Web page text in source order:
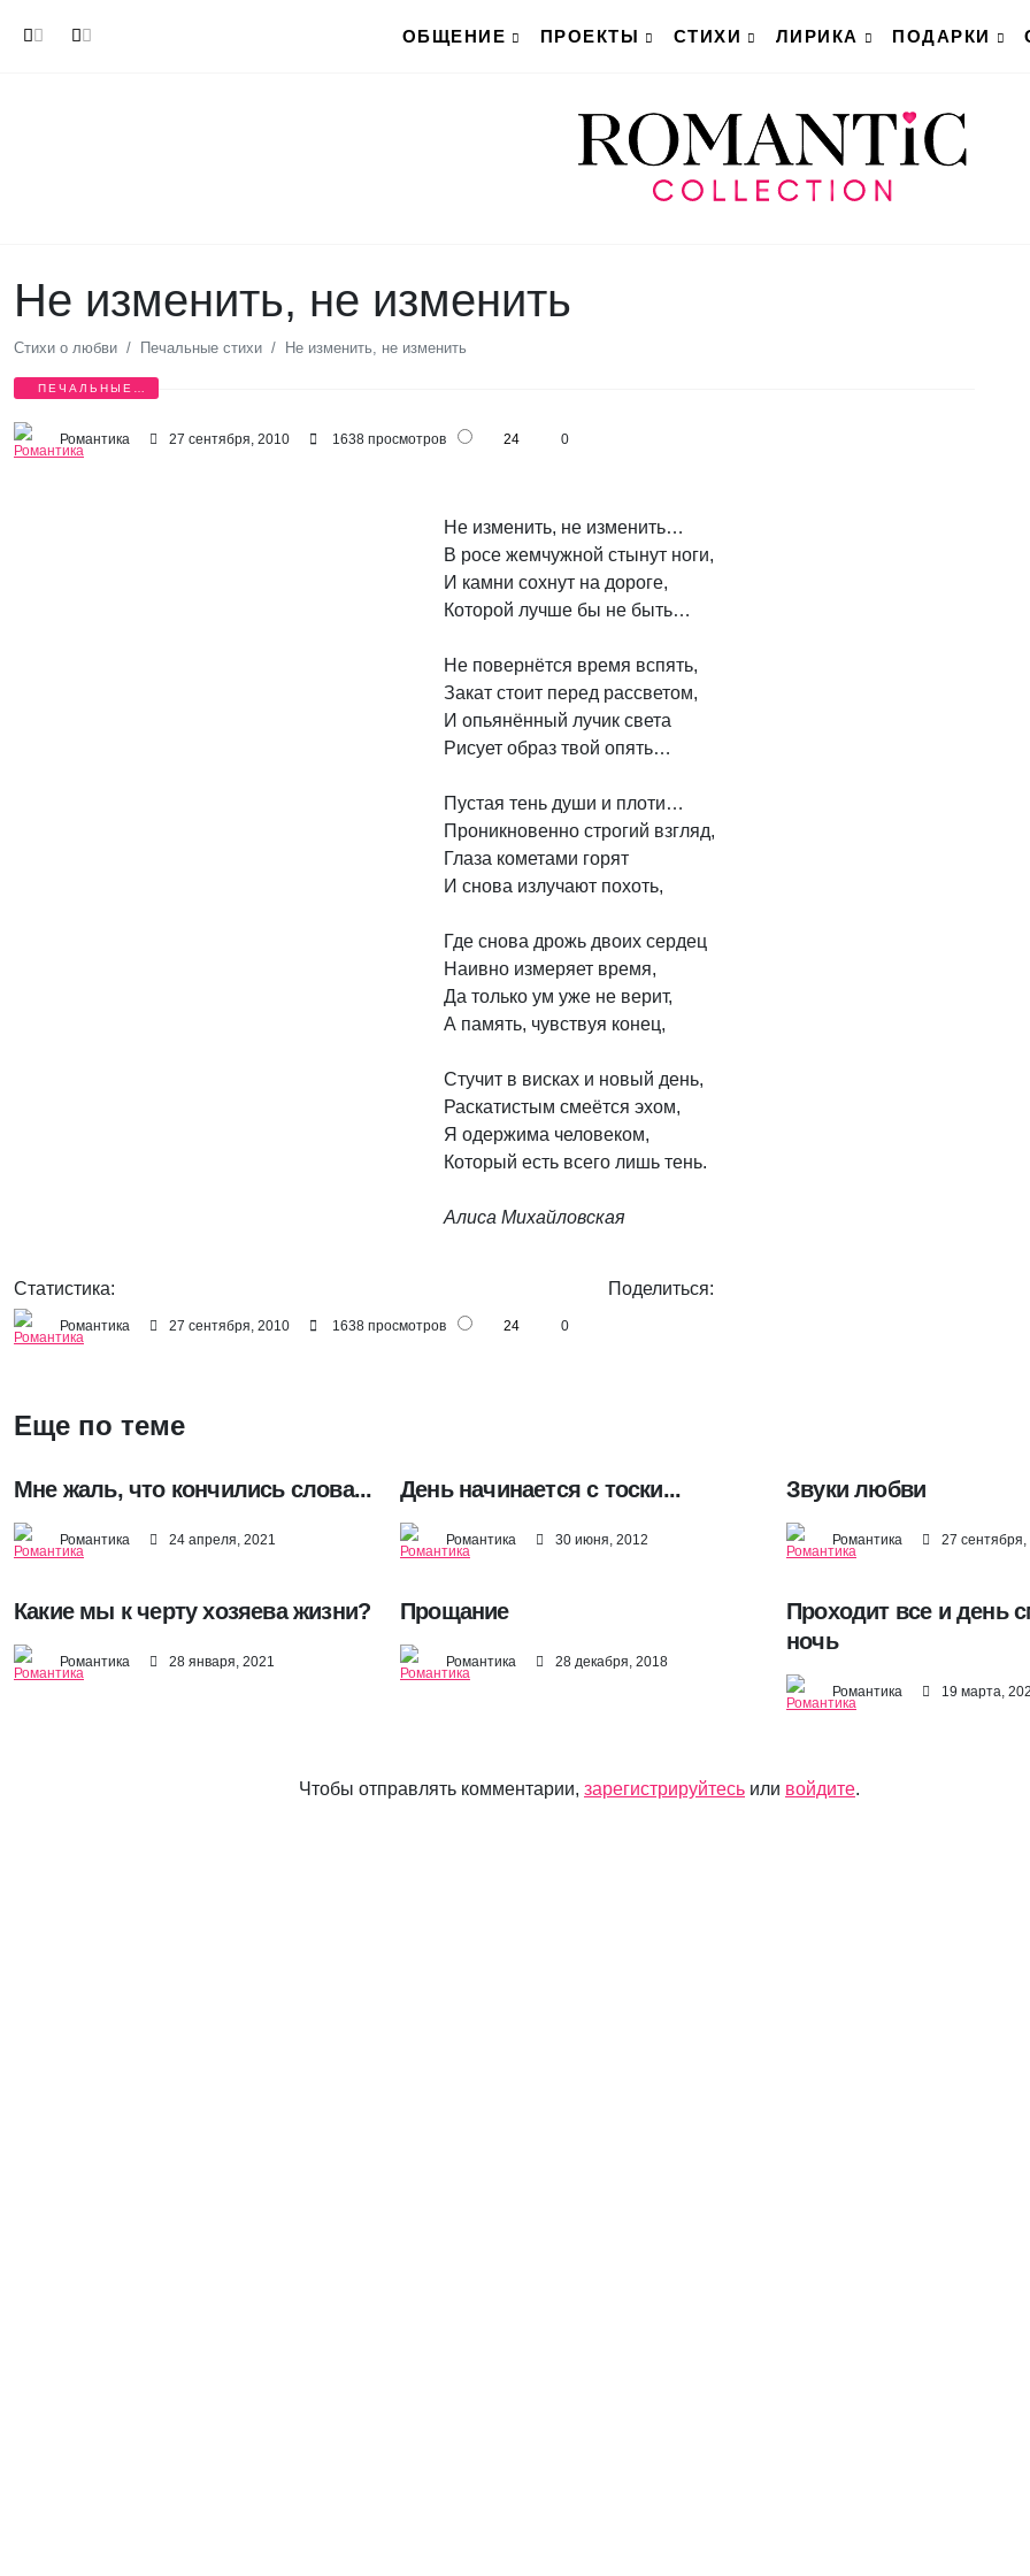
ОБЩЕНИЕ
ПРОЕКТЫ СТИХИ ЛИРИКА ПОДАРКИ
Не изменить, не изменить
Стихи о любви Печальные стихи Не изменить, не изменить
ПЕЧАЛЬНЫЕ
Романтика 27 сентября, 2010 1638 просмотров 24 0
Не изменить, не изменить…
В росе жемчужной стынут ноги,
И камни сохнут на дороге,
Которой лучше бы не быть…
Не повернётся время вспять,
Закат стоит перед рассветом,
И опьянённый лучик света
Рисует образ твой опять…
Пустая тень души и плоти…
Проникновенно строгий взгляд,
Глаза кометами горят
И снова излучают похоть,
Где снова дрожь двоих сердец
Наивно измеряет время,
Да только ум уже не верит,
А память, чувствуя конец,
Стучит в висках и новый день,
Раскатистым смеётся эхом,
Я одержима человеком,
Который есть всего лишь тень.
Алиса Михайловская
Статистика:
Романтика 27 сентября, 2010 1638 просмотров 24 0
Поделиться:
Еще по теме
Мне жаль, что кончились слова...
Романтика 24 апреля, 2021
День начинается с тоски...
Романтика 30 июня, 2012
Звуки любви
Романтика 27
Какие мы к черту хозяева жизни?
Романтика 28 января, 2021
Прощание
Романтика 28 декабря, 2018
Проходит все и день
ночь
Романтика 19 марта,
Чтобы отправлять комментарии, зарегистрируйтесь или войдите.